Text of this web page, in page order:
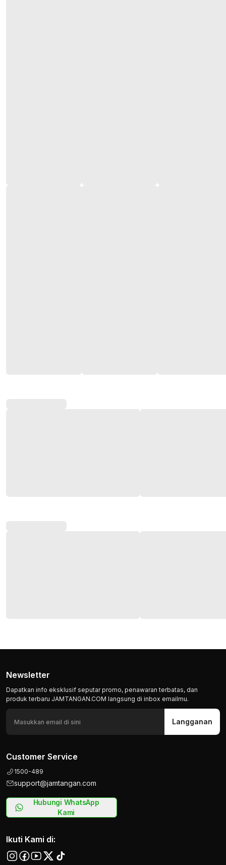
Newsletter
Dapatkan info eksklusif seputar promo, penawaran terbatas, dan
produk terbaru JAMTANGAN.COM langsung di inbox emailmu.
Langganan
Customer Service
1500-489
support@jamtangan.com
Hubungi WhatsApp
Kami
Ikuti Kami di: